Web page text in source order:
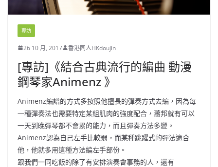
專訪
26 10 月, 2017 香港同人HKdoujin
[專訪]《結合古典流行的編曲 動漫
鋼琴家Animenz 》
Animenz編譜的方式多按照他擅長的彈奏方式去編，因為每
一種彈奏法也需要特定某組肌肉的強度配合，蕭邦就有可以
一天到晚彈琴都不會累的能力，而且彈奏方法多變。
Animenz認為自己左手比較弱，而某種跳躍式的彈法適合
他，他就多用這種方法編左手部份。
跟我們一同吃飯的除了有安排演奏會事務的人，還有